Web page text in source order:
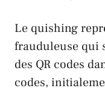
Le quishing
frauduleuse qui
des QR codes
codes,